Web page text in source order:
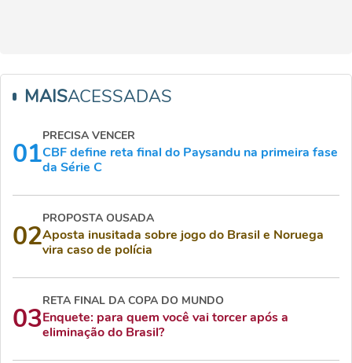
MAISACESSADAS
01
PRECISA VENCER
CBF define reta final do Paysandu na primeira fase
da Série C
02
PROPOSTA OUSADA
Aposta inusitada sobre jogo do Brasil e Noruega
vira caso de polícia
03
RETA FINAL DA COPA DO MUNDO
Enquete: para quem você vai torcer após a
eliminação do Brasil?